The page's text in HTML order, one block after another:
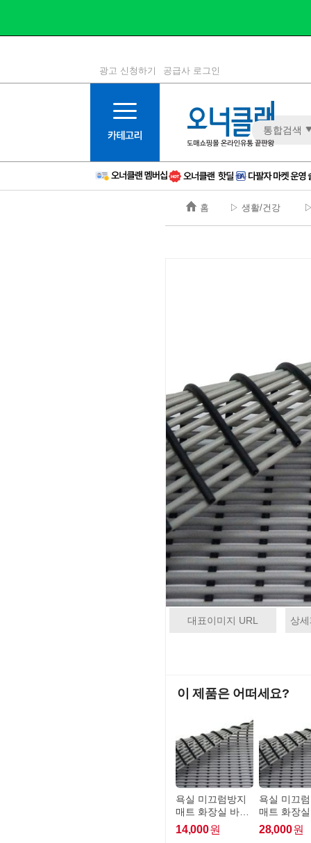
11등급
12등급
14등급
광고 신청하기 공급사 로그인
통합검색
홈 ▷ 생활/건강
대표이미지 URL 상
이 제품은 어떠세요?
욕실 미끄럼방지
매트 화장실 바닥
발판 60cm x 100
cm
14,000원
욕실 미끄
매트 화장
발판 60cm
cm
28,000원